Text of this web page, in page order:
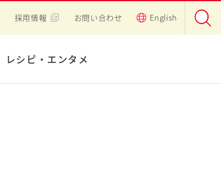
採用情報 お問い合わせ English
レシピ・エンタメ